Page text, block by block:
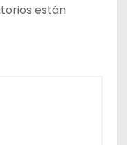
están